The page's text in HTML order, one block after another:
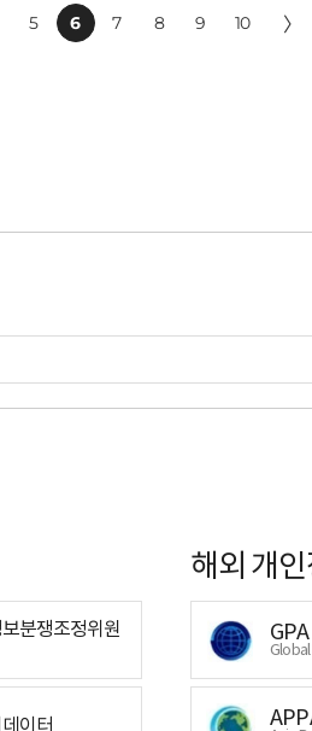
5 6 7 8 9 10 〉
분쟁조정위원
이터
해외 개
GPA